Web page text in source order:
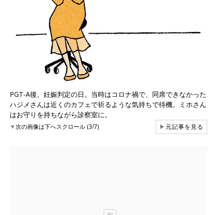
PGT-A後、妊娠判定の日。当時はコロナ禍で、同席できなかった
ハジメさんは近くのカフェで祈るような気持ちで待機。ミホさん
はお守りを持ちながら診察室に。
▼次の画像は下へスクロール (3/7) ▶元記事を見る